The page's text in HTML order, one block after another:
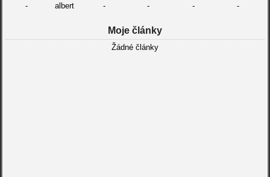
-
albert - - - -
Moje články
Žádné články